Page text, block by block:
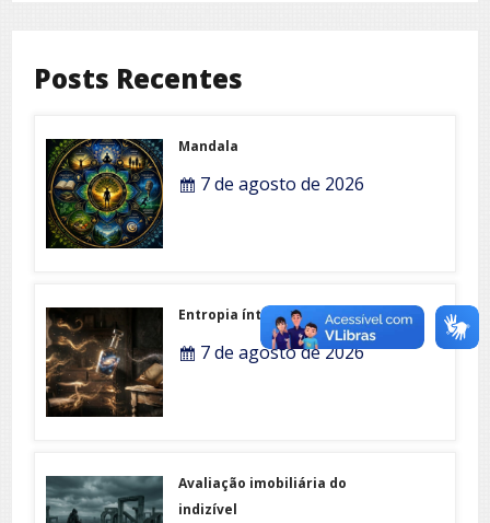
Posts Recentes
Mandala
7 de agosto de 2026
Entropia íntima
7 de agosto de 2026
Avaliação imobiliária do
indizível